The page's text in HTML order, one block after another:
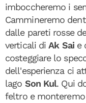
imboccheremo i
Cammineremo
dalle pareti rosse
verticali diAk Saie
costeggiare lo
dell'esperienza ci
lago Son Kul. Qui
feltro e